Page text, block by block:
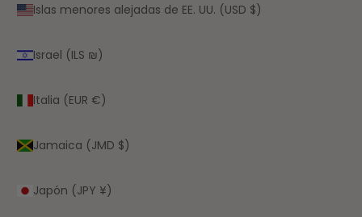
Islas menores alejadas de EE. UU. (USD $)
Israel (ILS ₪)
Italia (EUR €)
Jamaica (JMD $)
Japón (JPY ¥)